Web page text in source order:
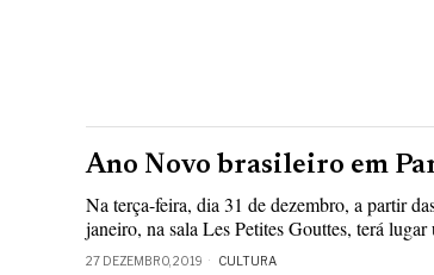
Ano Novo brasileiro em
Na terça-feira, dia 31 de dezembro, a partir
janeiro, na sala Les Petites Gouttes, terá
27 DEZEMBRO, 2019 CULTURA